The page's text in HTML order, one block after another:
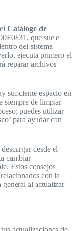
Catálogo de
que suele
del sistema
ejecuta primero el
reparar archivos
suficiente espacio en
siempre de limpiar
puedes utilizar
para ayudar con
desde el
cambiar
Estos consejos
con la
al actualizar